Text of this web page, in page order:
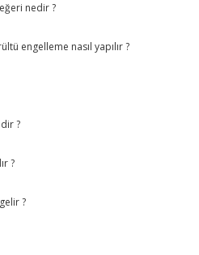
nedir ?
engelleme nasıl yapılır ?
?
?
?